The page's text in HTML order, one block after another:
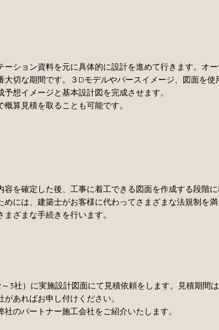
ーション資料を元に具体的に設計を進めて行きます。オ
大切な期間です。３Dモデルやパースイメージ、図面を
予想イメージと基本設計図を完成させます。
概算見積を取ることも可能です。
容を確定した後、工事に着工できる図面を作成する段階に
めには、建築士がお客様に代わってさまざまな法規制を満
ざまな手続きを行います。
3社）に実施設計図面にて見積依頼をします。見積期間は
があればお申し付けください。
社のパートナー施工会社をご紹介いたします。